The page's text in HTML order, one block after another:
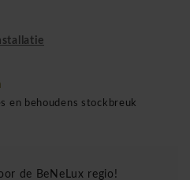
en behoudens stockbreuk
de BeNeLux regio!